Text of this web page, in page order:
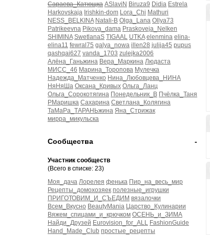
Сараева_Катющка ASlaviN Biruza9 Didia Estrela
Harkovskaja Irishkin-dom Lora_Chi Mathuri
NESS_BELKINA Natali-B Olga_Lana Ollya73
Patrikeevna Pikova_dama Praskoveja_Nelken
SHIMINA SwetlanaS TIGAAL UTKA elenmina elina-
elina11 fewral75 galya_nowa illen28 julija45 pupus
qashqai627 vanda_1703 zulejka2006
Алёна_Ганьжина Вера_Маркина Людаста
МИСС_46 Марина_Торопова Мулечка
Надежда_Матченко Нина_Любовцева_НИНА
НяНяШа Оксана_Кривых Ольга_Ланц
Ольга_Сорокотягина Понедельник_В Пчёлка_Таня
РМаришка Сахарина Светлана_Колягина
ТаМаРа_ТАРАНЬжина Яна_Стрижак
мирра_микульска
-
Сообщества
Участник сообществ
(Всего в списке: 23)
Моя_дача Лорелея фенька Пир_на_весь_мир
Рецепты_домохозяек полезные_игрушки
ПРИГОТОВИМ_И_СЪЕДИМ вязалочки
Всем_Вкусно BeautyMania Царство_Кулинарии
Вяжем_спицами_и_крючком ОСЕНЬ_и_ЗИМА
Найди_Друзей Eurovision_for_ALL FashionGuide
Hand_Made_Club простые_рецепты